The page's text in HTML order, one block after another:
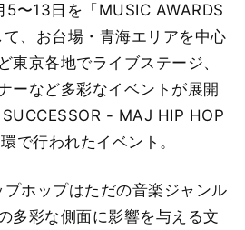
〜13日を「MUSIC AWARDS
、お台場・青海エリアを中心
東京各地でライブステージ、
ーなど多彩なイベントが展開
- MAJ HIP HOP
で行われたイベント。
ホップはただの音楽ジャンル
多彩な側面に影響を与える文